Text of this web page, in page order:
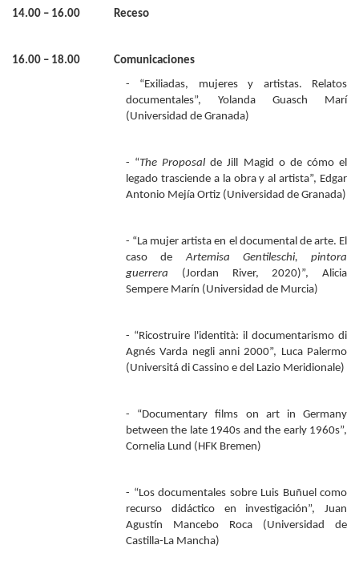
14.00 – 16.00 Receso
16.00 – 18.00 Comunicaciones
- “Exiliadas, mujeres y artistas. Relatos
documentales”, Yolanda Guasch Marí
(Universidad de Granada)
- “The Proposal de Jill Magid o de cómo el
legado trasciende a la obra y al artista”, Edgar
Antonio Mejía Ortiz (Universidad de Granada)
- “La mujer artista en el documental de arte. El
caso deArtemisa Gentileschi, pintora
guerrera (Jordan River, 2020)”, Alicia
Sempere Marín (Universidad de Murcia)
- “Ricostruire l'identità: il documentarismo di
Agnés Varda negli anni 2000”, Luca Palermo
(Universitá di Cassino e del Lazio Meridionale)
- “Documentary films on art in Germany
between the late 1940s and the early 1960s”,
Cornelia Lund (HFK Bremen)
- “Los documentales sobre Luis Buñuel como
recurso didáctico en investigación”, Juan
Agustín Mancebo Roca (Universidad de
Castilla-La Mancha)